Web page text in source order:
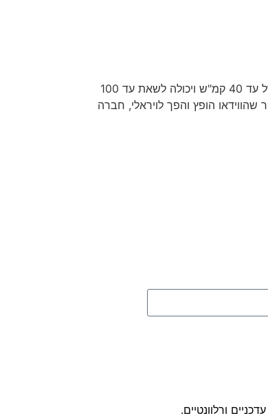
בחור מפיליפינים בנה מכונית ספורט מעופפת המייצגת את עתיד התחבורה.כרגע היא יכולה לטוס בגובה של 20 מטר ובמהירות של עד 40 קמ"ש ויכולה לשאת עד 100
מקום, במקום נסיעה של שעה.לאחר שהווידאו הופץ והפך לויראלי, חברה
ורלוונטיים.